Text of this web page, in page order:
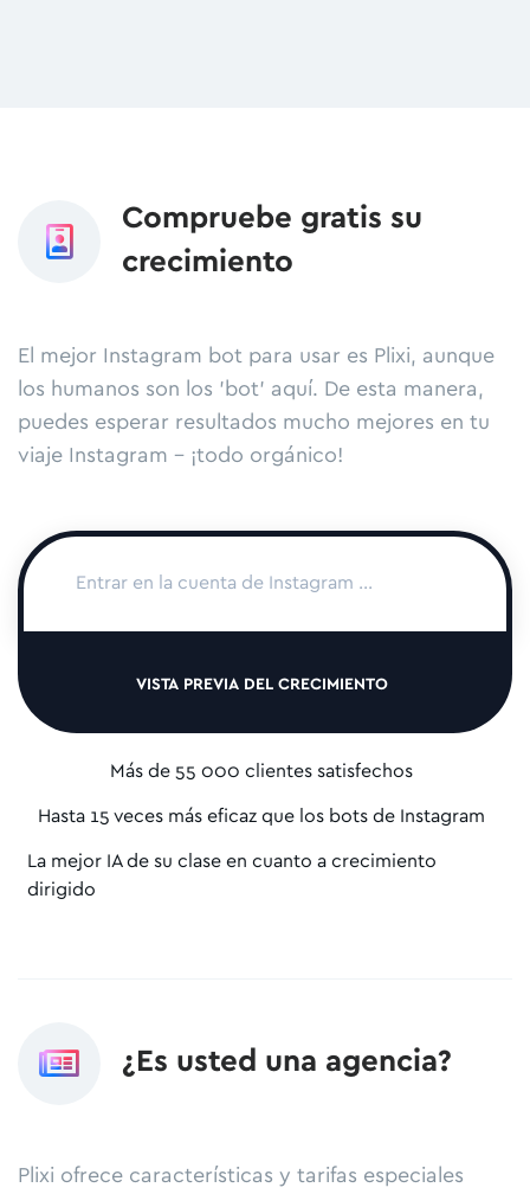
Compruebe gratis su
crecimiento
El mejor Instagram bot para usar es Plixi, aunque
los humanos son los 'bot' aquí. De esta manera,
puedes esperar resultados mucho mejores en tu
viaje Instagram - ¡todo orgánico!
VISTA PREVIA DEL CRECIMIENTO
Más de 55 000 clientes satisfechos
Hasta 15 veces más eficaz que los bots de Instagram
La mejor IA de su clase en cuanto a crecimiento
dirigido
¿Es usted una agencia?
Plixi ofrece características y tarifas especiales